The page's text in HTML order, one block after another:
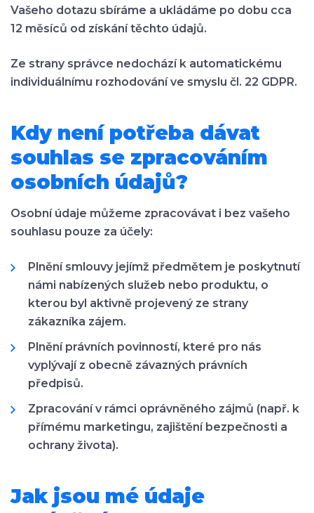
Vašeho dotazu sbíráme a ukládáme po dobu cca
12 měsíců od získání těchto údajů.
Ze strany správce nedochází k automatickému
individuálnímu rozhodování ve smyslu čl. 22 GDPR.
Kdy není potřeba dávat
souhlas se zpracováním
osobních údajů?
Osobní údaje můžeme zpracovávat i bez vašeho
souhlasu pouze za účely:
Plnění smlouvy jejímž předmětem je poskytnutí
námi nabízených služeb nebo produktu, o
kterou byl aktivně projevený ze strany
zákazníka zájem.
Plnění právních povinností, které pro nás
vyplývají z obecně závazných právních
předpisů.
Zpracování v rámci oprávněného zájmů (např. k
přímému marketingu, zajištění bezpečnosti a
ochrany života).
Jak jsou mé údaje